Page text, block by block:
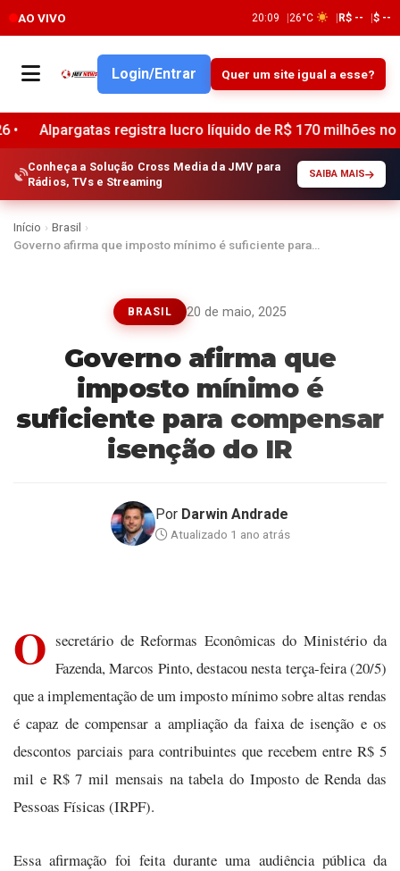
AO VIVO 20:09 26°C R$ -- $ --
Login/Entrar Quer um site igual a esse?
registra lucro líquido de R$ 170 milhões no segundo
Conheça a Solução Cross Media da JMV para
Rádios, TVs e Streaming
SAIBA MAIS
Início › Brasil ›
Governo afirma que imposto mínimo é suficiente para…
BRASIL 20 de maio, 2025
Governo afirma que
imposto mínimo é
suficiente para compensar
isenção do IR
Por Darwin Andrade
Atualizado 1 ano atrás
O secretário de Reformas Econômicas do Ministério da
Fazenda, Marcos Pinto, destacou nesta terça-feira (20/5)
que a implementação de um imposto mínimo sobre altas rendas
é capaz de compensar a ampliação da faixa de isenção e os
descontos parciais para contribuintes que recebem entre R$ 5
mil e R$ 7 mil mensais na tabela do Imposto de Renda das
Pessoas Físicas (IRPF).
Essa afirmação foi feita durante uma audiência pública da